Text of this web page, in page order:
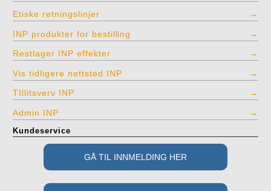
Etiske retningslinjer
INP produkter for bestilling
Restlager INP effekter
Vis tidligere nettsted INP
TIllitsverv INP
Admin INP
Kundeservice